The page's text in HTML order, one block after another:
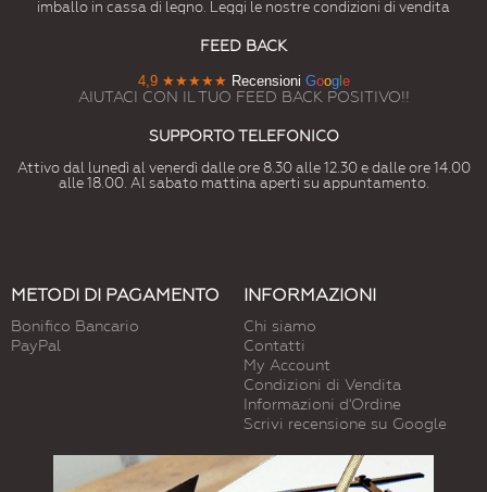
imballo in cassa di legno. Leggi le nostre condizioni di vendita
FEED BACK
4,9 ★★★★★ Recensioni Googl e
AIUTACI CON IL TUO FEED BACK POSITIVO!!
SUPPORTO TELEFONICO
Attivo dal lunedì al venerdì dalle ore 8.30 alle 12.30 e dalle ore 14.00
alle 18.00. Al sabato mattina aperti su appuntamento.
METODI DI PAGAMENTO
Bonifico Bancario
PayPal
INFORMAZIONI
Chi siamo
Contatti
My Account
Condizioni di Vendita
Informazioni d'Ordine
Scrivi recensione su Google